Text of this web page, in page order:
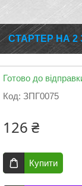
СТАРТЕР НА 2
Готово до
Код: ЗПГ0075
126 ₴
Купити